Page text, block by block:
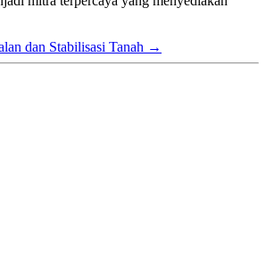
dan Stabilisasi Tanah →